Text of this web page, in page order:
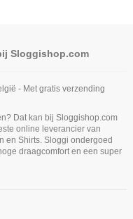
Sloggishop.com
- Met gratis verzending
Dat kan bij Sloggishop.com
online leverancier van
en Shirts. Sloggi ondergoed
draagcomfort en een super